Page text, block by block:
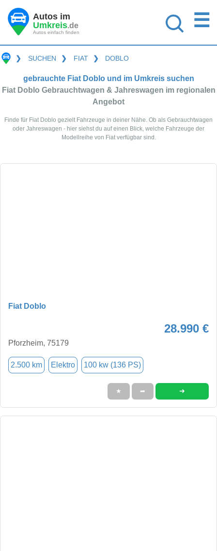
Autos im
Umkreis.de
Autos einfach finden
☰
❯ SUCHEN ❯ FIAT ❯ DOBLO
gebrauchte Fiat Doblo und im Umkreis suchen
Fiat Doblo Gebrauchtwagen & Jahreswagen im regionalen
Angebot
Finde für Fiat Doblo gezielt Fahrzeuge in deiner Nähe. Ob als Gebrauchtwagen
oder Jahreswagen - hier siehst du auf einen Blick, welche Fahrzeuge der
Modellreihe von Fiat verfügbar sind.
Fiat Doblo
28.990 €
Pforzheim, 75179
2.500 km Elektro 100 kw (136 PS)
★ ➦ ➜